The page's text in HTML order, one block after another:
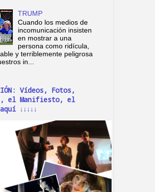
TRUMP
Cuando los medios de
incomunicación insisten
en mostrar a una
persona como ridícula,
y terriblemente peligrosa
in...
Vídeos, Fotos,
el Manifiesto, el
↓↓↓↓↓